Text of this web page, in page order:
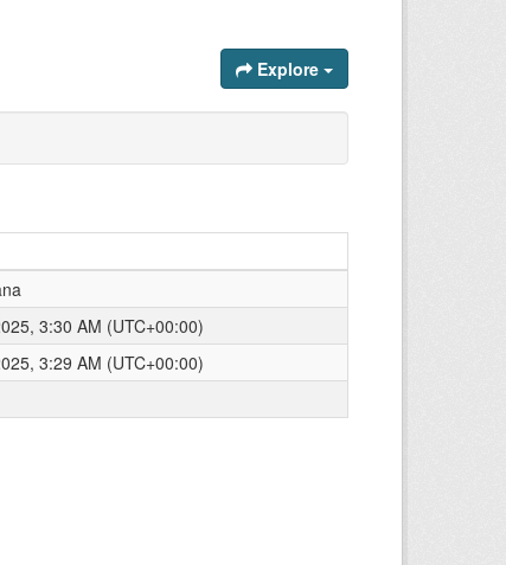
Explore
3:30 AM (UTC+00:00)
3:29 AM (UTC+00:00)